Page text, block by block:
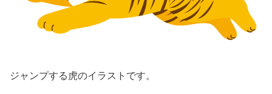
ジャンプする虎のイラストです。